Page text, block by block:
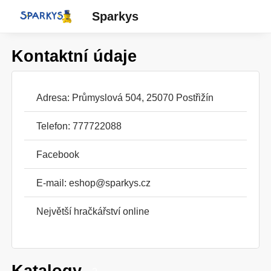
Sparkys
Kontaktní údaje
Adresa: Průmyslová 504, 25070 Postřižín
Telefon: 777722088
Facebook
E-mail: eshop@sparkys.cz
Největší hračkářství online